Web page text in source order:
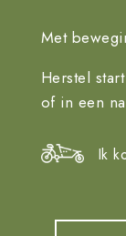
Met
Herstel
of in een
Ik